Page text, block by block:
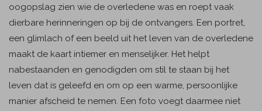
oogopslag zien wie de overledene was en roept vaak
dierbare herinneringen op bij de ontvangers. Een portret,
een glimlach of een beeld uit het leven van de overledene
maakt de kaart intiemer en menselijker. Het helpt
nabestaanden en genodigden om stil te staan bij het
leven dat is geleefd en om op een warme, persoonlijke
manier afscheid te nemen. Een foto voegt daarmee niet